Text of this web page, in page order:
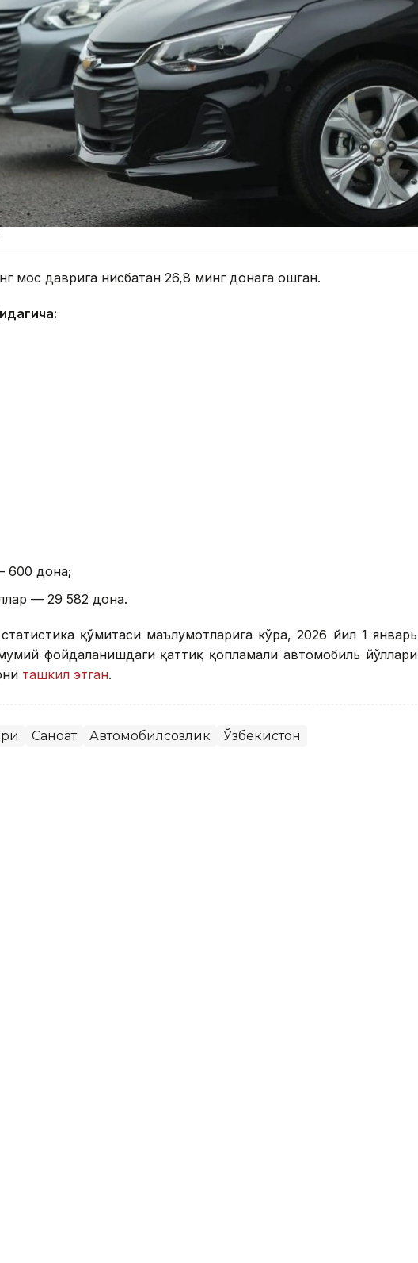
мос даврига нисбатан 26,8 минг донага ошган.
600 дона;
— 29 582 дона.
қўмитаси маълумотларига кўра, 2026 йил 1 январь
фойдаланишдаги қаттиқ қопламали автомобиль йўллари
ташкил этган.
Саноат Автомобилсозлик Ўзбекистон